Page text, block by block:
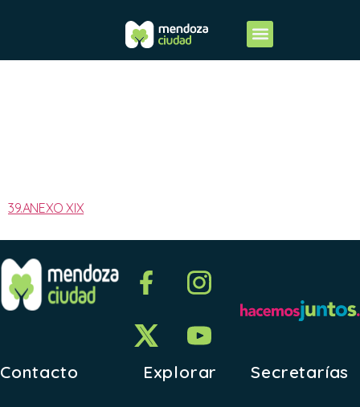
39.ANEXO XIX
Contacto Explorar Secretarías